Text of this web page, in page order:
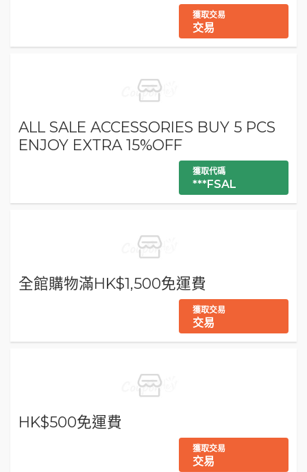
獲取交易
交易
ALL SALE ACCESSORIES BUY 5 PCS
ENJOY EXTRA 15%OFF
獲取代碼
***FSAL
全館購物滿HK$1,500免運費
獲取交易
交易
HK$500免運費
獲取交易
交易